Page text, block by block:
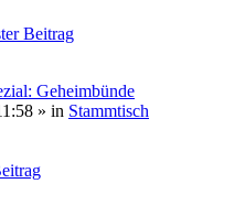
Beitrag
Geheimbünde
» in Stammtisch